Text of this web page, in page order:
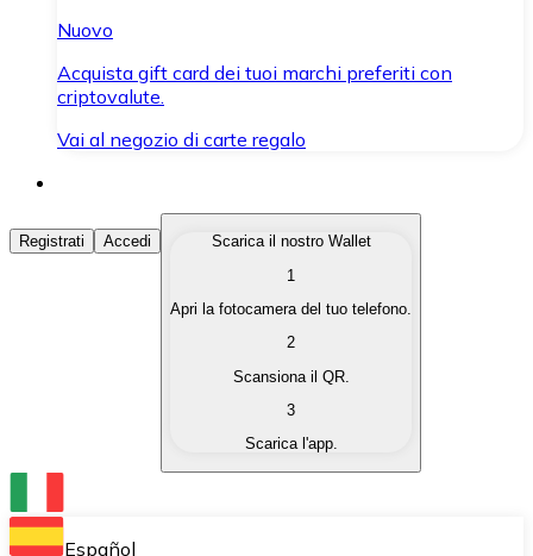
Nuovo
Acquista gift card dei tuoi marchi preferiti con
criptovalute.
Vai al negozio di carte regalo
Acquista Criptovalute
Acquista le criptovalute che ti interessano in modo
Converti le tue criptovalute in valuta fiat quando ne
Scambia una criptovaluta con un'altra
Conserva le tue cripto in un Wallet self-custodial.
Registrati Accedi
Scarica il nostro Wallet
1
Apri la fotocamera del tuo telefono.
2
Scansiona il QR.
3
Scarica l'app.
Español